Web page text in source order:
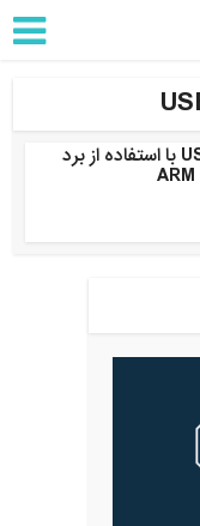
پروژه ساخت USB HID با استفاده از برد